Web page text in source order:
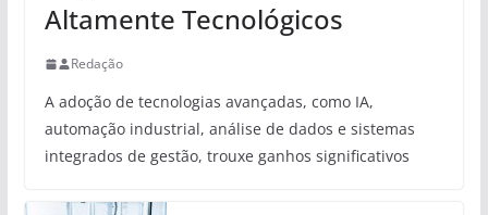
Altamente Tecnológicos
Redação
A adoção de tecnologias avançadas, como IA,
automação industrial, análise de dados e sistemas
integrados de gestão, trouxe ganhos significativos